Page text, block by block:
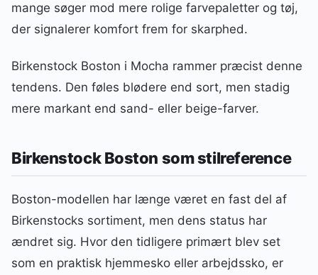
mange søger mod mere rolige farvepaletter og tøj,
der signalerer komfort frem for skarphed.
Birkenstock Boston i Mocha rammer præcist denne
tendens. Den føles blødere end sort, men stadig
mere markant end sand- eller beige-farver.
Birkenstock Boston som stilreference
Boston-modellen har længe været en fast del af
Birkenstocks sortiment, men dens status har
ændret sig. Hvor den tidligere primært blev set
som en praktisk hjemmesko eller arbejdssko, er